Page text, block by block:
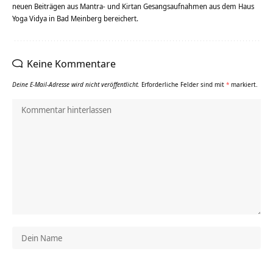
neuen Beiträgen aus Mantra- und Kirtan Gesangsaufnahmen aus dem Haus
Yoga Vidya in Bad Meinberg bereichert.
Keine Kommentare
Deine E-Mail-Adresse wird nicht veröffentlicht. Erforderliche Felder sind mit * markiert.